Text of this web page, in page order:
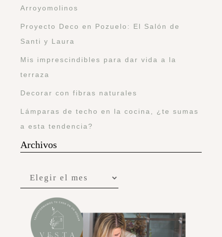
Arroyomolinos
Proyecto Deco en Pozuelo: El Salón de
Santi y Laura
Mis imprescindibles para dar vida a la
terraza
Decorar con fibras naturales
Lámparas de techo en la cocina, ¿te sumas
a esta tendencia?
Archivos